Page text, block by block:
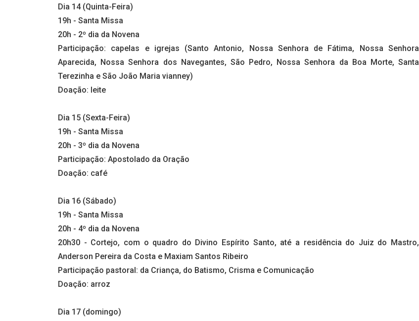
Dia 14 (Quinta-Feira)
19h - Santa Missa
20h - 2º dia da Novena
Participação: capelas e igrejas (Santo Antonio, Nossa Senhora de Fátima, Nossa Senhora
Aparecida, Nossa Senhora dos Navegantes, São Pedro, Nossa Senhora da Boa Morte, Santa
Terezinha e São João Maria vianney)
Doação: leite
Dia 15 (Sexta-Feira)
19h - Santa Missa
20h - 3º dia da Novena
Participação: Apostolado da Oração
Doação: café
Dia 16 (Sábado)
19h - Santa Missa
20h - 4º dia da Novena
20h30 - Cortejo, com o quadro do Divino Espírito Santo, até a residência do Juiz do Mastro,
Anderson Pereira da Costa e Maxiam Santos Ribeiro
Participação pastoral: da Criança, do Batismo, Crisma e Comunicação
Doação: arroz
Dia 17 (domingo)